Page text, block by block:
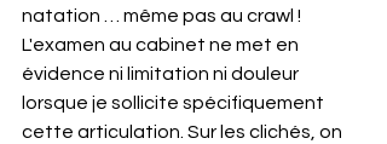
natation … même pas au crawl !
L'examen au cabinet ne met en
évidence ni limitation ni douleur
lorsque je sollicite spécifiquement
cette articulation. Sur les clichés, on